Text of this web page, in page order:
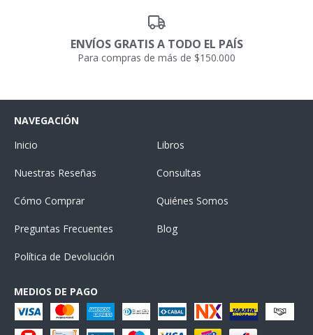
ENVÍOS GRATIS A TODO EL PAÍS
Para compras de más de $150.000
NAVEGACIÓN
Inicio
Libros
Nuestras Reseñas Consultas
Cómo Comprar Quiénes Somos
Preguntas Frecuentes Blog
Política de Devolución
MEDIOS DE PAGO